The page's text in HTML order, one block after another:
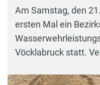
Am Samstag, den
ersten Mal ein
Vöcklabruck statt.